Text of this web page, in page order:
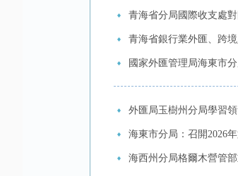
青海省分局國際收支處
青海省銀行業外匯、跨
國家外匯管理局海東市
外匯局玉樹州分局學習
海東市分局：召開2026
海西州分局格爾木營管